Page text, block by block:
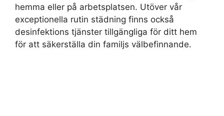
hemma eller på arbetsplatsen. Utöver vår
exceptionella rutin städning finns också
desinfektions tjänster tillgängliga för ditt hem
för att säkerställa din familjs välbefinnande.